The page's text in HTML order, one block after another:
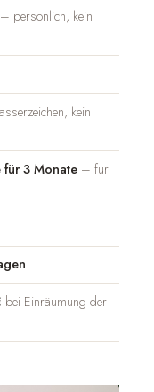
– persönlich, kein
kein
3 Monate – für
bei Einräumung der